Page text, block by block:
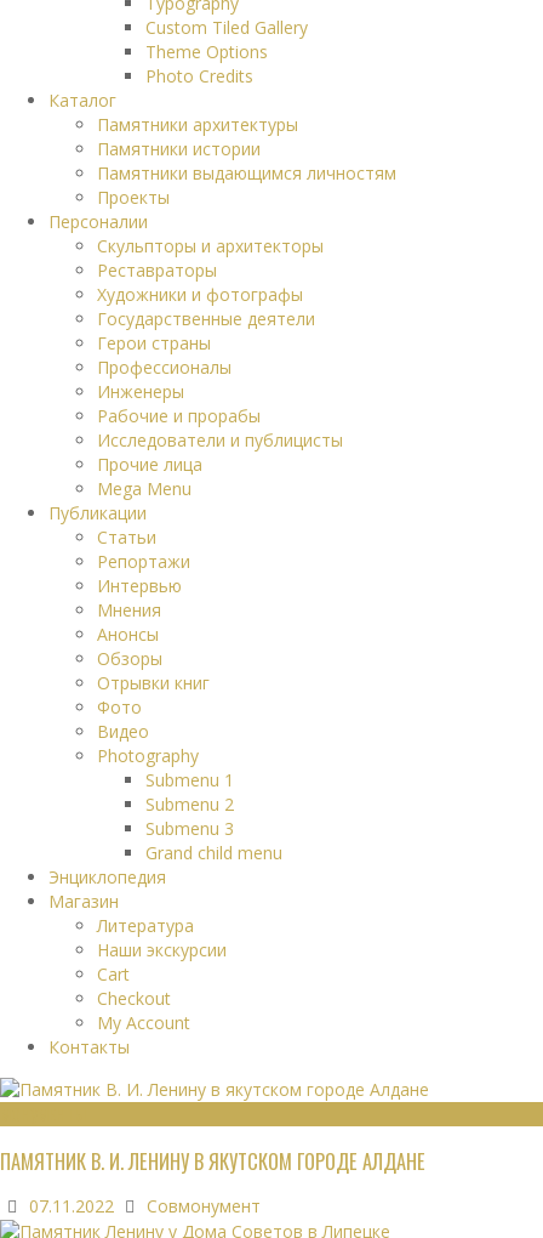
Custom Tiled Gallery
Theme Options
Photo Credits
Каталог
Памятники архитектуры
Памятники истории
Памятники выдающимся личностям
Проекты
Персоналии
Скульпторы и архитекторы
Реставраторы
Художники и фотографы
Государственные деятели
Герои страны
Профессионалы
Инженеры
Рабочие и прорабы
Исследователи и публицисты
Прочие лица
Mega Menu
Публикации
Статьи
Репортажи
Интервью
Мнения
Анонсы
Обзоры
Отрывки книг
Фото
Видео
Photography
Submenu 1
Submenu 2
Submenu 3
Grand child menu
Энциклопедия
Магазин
Литература
Наши экскурсии
Cart
Checkout
My Account
Контакты
ПАМЯТНИК В. И. ЛЕНИНУ В ЯКУТСКОМ ГОРОДЕ АЛДАНЕ
07.11.2022 Совмонумент